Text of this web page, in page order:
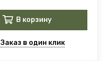
В корзину
Заказ в один клик